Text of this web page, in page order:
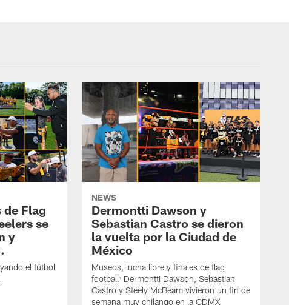
de Flag
se
y
el fútbol
NEWS
Dermontti Dawson y
Sebastian Castro se dieron
la vuelta por la Ciudad de
México
Museos, lucha libre y finales de flag
football: Dermontti Dawson, Sebastian
Castro y Steely McBeam vivieron un fin de
semana muy chilango en la CDMX